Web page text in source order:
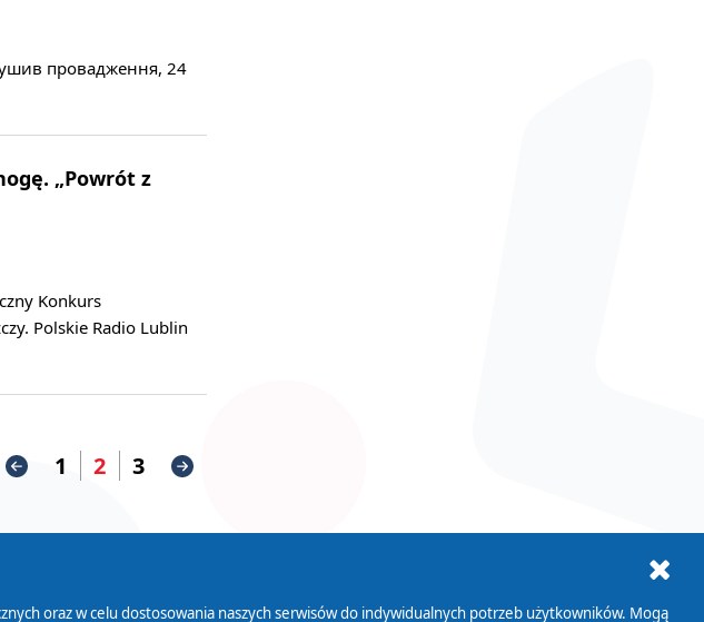
провадження, 24
„Powrót z
Konkurs
Polskie Radio Lublin
1 2 3
oraz w celu dostosowania naszych serwisów do indywidualnych potrzeb użytkowników. Mogą